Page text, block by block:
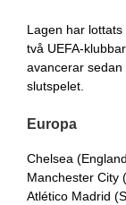
Lagen har
två UEFA-
avancerar
slutspelet.
Europa
Chelsea
Manchester City
Atlético Madrid